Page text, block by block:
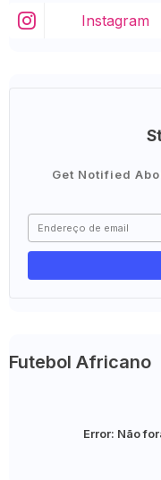
Instagram
Get Notified
Futebol Africano
Error: Não